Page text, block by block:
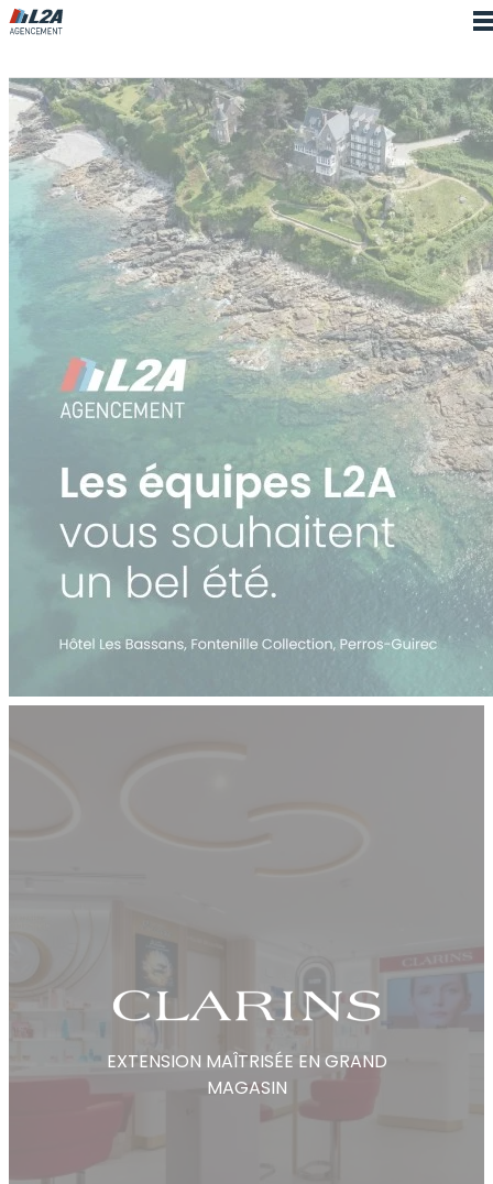
Cookies management panel
EXTENSION MAÎTRISÉE EN GRAND
MAGASIN